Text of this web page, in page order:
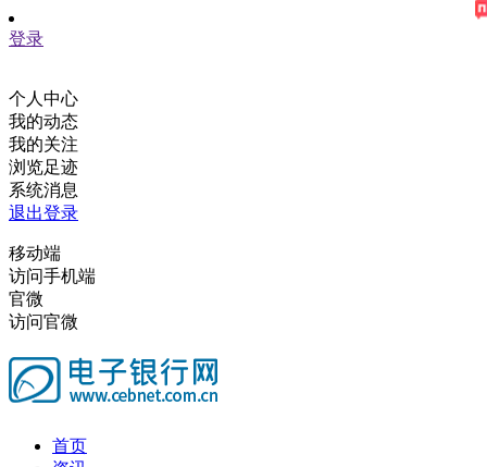
登录
个人中心
我的动态
我的关注
浏览足迹
系统消息
退出登录
移动端
访问手机端
官微
访问官微
首页